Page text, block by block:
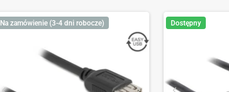
Na zamówienie (3-4 dni robocze) Dostępny